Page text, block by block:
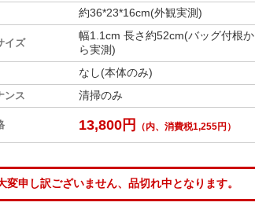
約36*23*16cm(外観実測)
イズ
幅1.1cm 長さ約52cm(バッグ付根か
ら実測)
なし(本体のみ)
ンス 清掃のみ
13,800円 （内、消費税1,255円）
変申し訳ございません、品切れ中となります。